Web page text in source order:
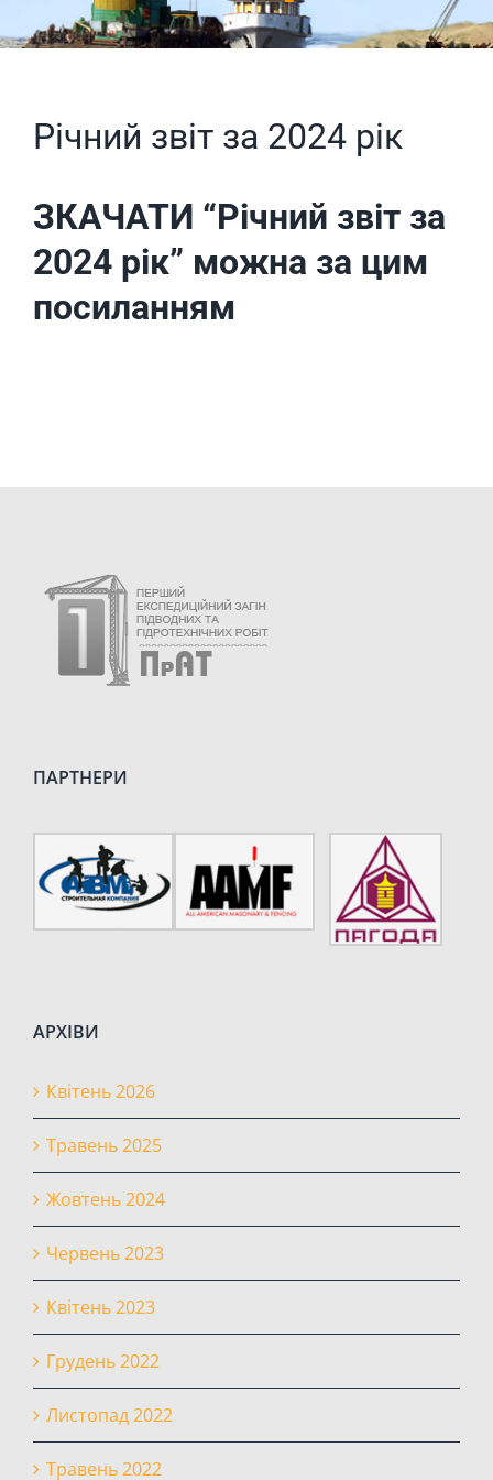
Річний звіт за 2024 рік
ЗКАЧАТИ “Річний звіт за
2024 рік” можна за цим
посиланням
ПАРТНЕРИ
АРХІВИ
Квітень 2026
Травень 2025
Жовтень 2024
Червень 2023
Квітень 2023
Грудень 2022
Листопад 2022
Травень 2022